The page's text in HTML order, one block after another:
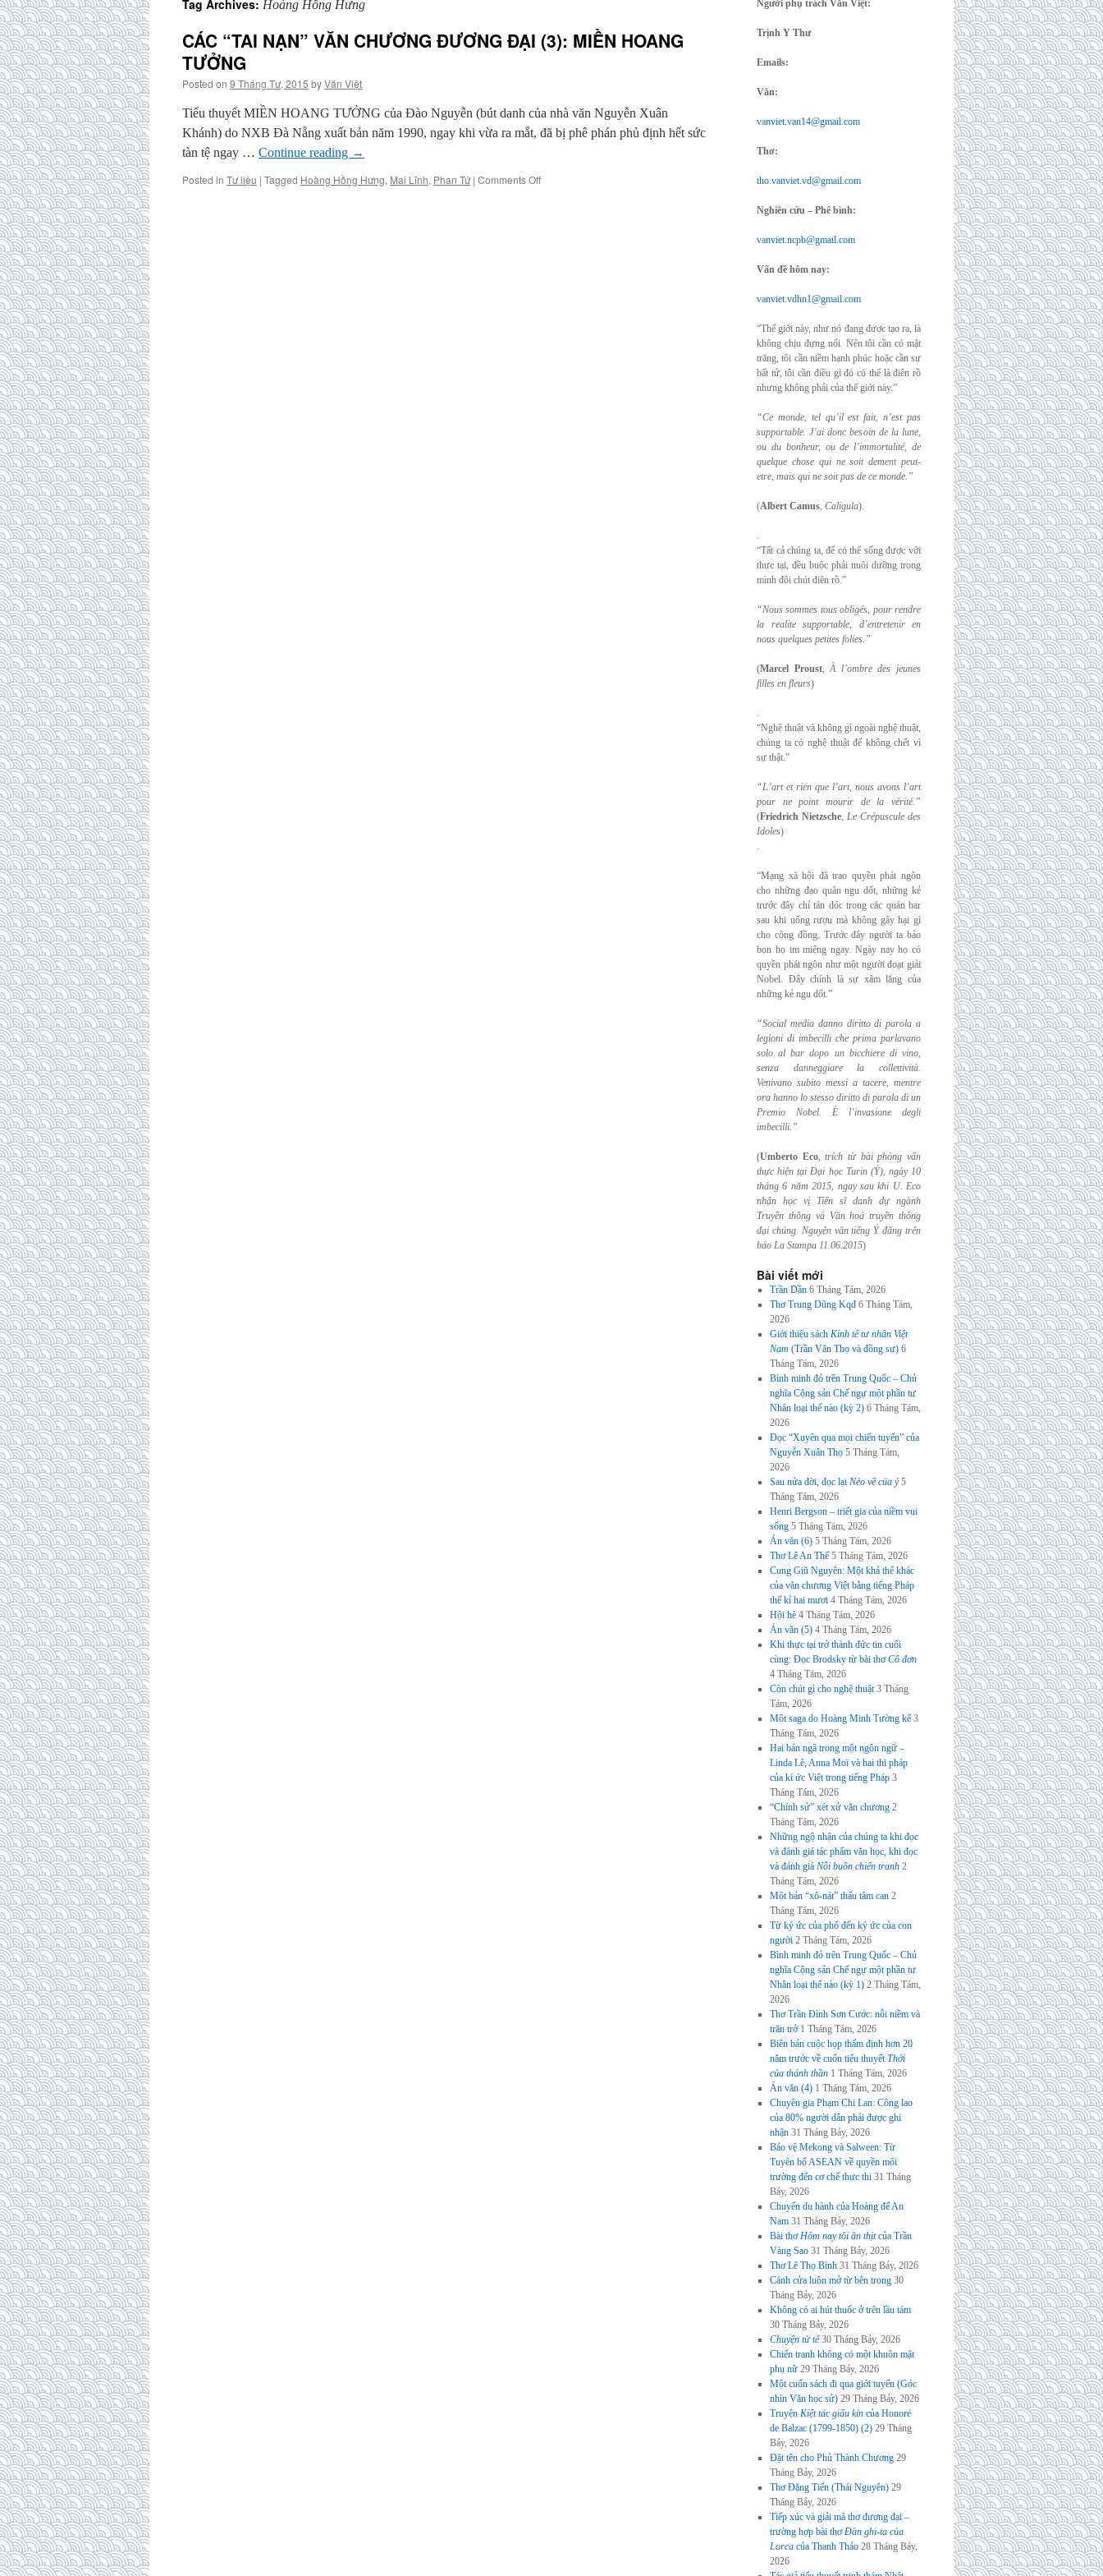
Tag Archives: Hoàng Hồng Hưng
CÁC “TAI NẠN” VĂN CHƯƠNG ĐƯƠNG ĐẠI (3): MIỀN HOANG
TƯỞNG
Posted on 9 Tháng Tư, 2015 byVăn Việt
Tiểu thuyết MIỀN HOANG TƯỞNG của Đào Nguyễn (bút danh của nhà văn Nguyễn Xuân
Khánh) do NXB Đà Nẵng xuất bản năm 1990, ngay khi vừa ra mắt, đã bị phê phán phủ định hết sức
tàn tệ ngay … Continue reading →
Posted in Tư liệu | Tagged Hoàng Hồng Hưng, Mai Lĩnh, Phan Tứ | Comments Offon
Người phụ trách Văn Việt:
Trịnh Y Thư
Emails:
Văn:
vanviet.van14@gmail.com
Thơ:
tho.vanviet.vd@gmail.com
Nghiên cứu – Phê bình:
vanviet.ncpb@gmail.com
Vấn đề hôm nay:
vanviet.vdhn1@gmail.com
“Thế giới này, như nó đang được tạo ra, là
không chịu đựng nổi. Nên tôi cần có mặt
trăng, tôi cần niềm hạnh phúc hoặc cần sự
bất tử, tôi cần điều gì đó có thể là điên rồ
nhưng không phải của thế giới này.”
“Ce monde, tel qu’il est fait, n’est pas
supportable. J’ai donc besoin de la lune,
ou du bonheur, ou de l’immortalité, de
quelque chose qui ne soit dement peut-
etre, mais qui ne soit pas de ce monde.”
(Albert Camus, Caligula).
.
“Tất cả chúng ta, để có thể sống được với
thực tại, đều buộc phải nuôi dưỡng trong
mình đôi chút điên rồ.”
“Nous sommes tous obligés, pour rendre
la realite supportable, d’entretenir en
nous quelques petites folies.”
(Marcel Proust,À l’ombre des jeunes
filles en fleurs)
.
“Nghệ thuật và không gì ngoài nghệ thuật,
chúng ta có nghệ thuật để không chết vì
sự thật.”
“L’art et rien que l’art, nous avons l’art
pour ne point mourir de la vérité.”
(Friedrich Nietzsche, Le Crépuscule des
Idoles)
.
“Mạng xã hội đã trao quyền phát ngôn
cho những đạo quân ngu dốt, những kẻ
trước đây chỉ tán dóc trong các quán bar
sau khi uống rượu mà không gây hại gì
cho cộng đồng. Trước đây người ta bảo
bọn họ im miệng ngay. Ngày nay họ có
quyền phát ngôn như một người đoạt giải
Nobel. Đây chính là sự xâm lăng của
những kẻ ngu dốt.”
“Social media danno diritto di parola a
legioni di imbecilli che prima parlavano
solo albar dopo un bicchiere di vino,
senza danneggiare la collettività.
Venivano subito messi a tacere, mentre
ora hanno lo stesso diritto di parola di un
Premio Nobel. È l’invasione degli
imbecilli.”
(Umberto Eco,trích từ bài phỏng vấn
thực hiện tại Đại học Turin (Ý), ngày 10
tháng 6 năm 2015, ngay sau khi U. Eco
nhận học vị Tiến sĩ danh dự ngành
Truyền thông và Văn hoá truyền thông
đại chúng. Nguyên văn tiếng Ý đăng trên
báo La Stampa 11.06.2015)
Bài viết mới
Trần Dần 6 Tháng Tám, 2026
Thơ Trung Dũng Kqđ 6 Tháng Tám,
2026
Giới thiệu sách Kinh tế tư nhân Việt
Nam (Trần Văn Thọ và đồng sự) 6
Tháng Tám, 2026
Bình minh đỏ trên Trung Quốc – Chủ
nghĩa Cộng sản Chế ngự một phần tư
Nhân loại thế nào (kỳ 2) 6 Tháng Tám,
2026
Đọc “Xuyên qua mọi chiến tuyến” của
Nguyễn Xuân Thọ 5 Tháng Tám,
2026
Sau nửa đời, đọc lại Nẻo về của ý 5
Tháng Tám, 2026
Henri Bergson – triết gia của niềm vui
sống 5 Tháng Tám, 2026
Án văn (6) 5 Tháng Tám, 2026
Thơ Lê An Thế 5 Tháng Tám, 2026
Cung Giũ Nguyên: Một khả thể khác
của văn chương Việt bằng tiếng Pháp
thế kỉ hai mươi 4 Tháng Tám, 2026
Hội hè 4 Tháng Tám, 2026
Án văn (5) 4 Tháng Tám, 2026
Khi thực tại trở thành đức tin cuối
cùng: Đọc Brodsky từ bài thơCô đơn
4 Tháng Tám, 2026
Còn chút gì cho nghệ thuật 3 Tháng
Tám, 2026
Một saga do Hoàng Minh Tường kể 3
Tháng Tám, 2026
Hai bản ngã trong một ngôn ngữ –
Linda Lê, Anna Moï và hai thi pháp
của kí ức Việt trong tiếng Pháp 3
Tháng Tám, 2026
“Chính sử” xét xử văn chương 2
Tháng Tám, 2026
Những ngộ nhận của chúng ta khi đọc
và đánh giá tác phẩm văn học, khi đọc
và đánh giá Nỗi buồn chiến tranh 2
Tháng Tám, 2026
Một bản “xô-nát” thấu tâm can 2
Tháng Tám, 2026
Từ ký ức của phố đến ký ức của con
người 2 Tháng Tám, 2026
Bình minh đỏ trên Trung Quốc – Chủ
nghĩa Cộng sản Chế ngự một phần tư
Nhân loại thế nào (kỳ 1) 2 Tháng Tám,
2026
Thơ Trần Đình Sơn Cước: nỗi niềm và
trăn trở 1 Tháng Tám, 2026
Biên bản cuộc họp thẩm định hơn 20
năm trước về cuốn tiểu thuyếtThời
của thánh thần 1 Tháng Tám, 2026
Án văn (4) 1 Tháng Tám, 2026
Chuyên gia Phạm Chi Lan: Công lao
của 80% người dân phải được ghi
nhận 31 Tháng Bảy, 2026
Bảo vệ Mekong và Salween: Từ
Tuyên bố ASEAN về quyền môi
trường đến cơ chế thực thi 31 Tháng
Bảy, 2026
Chuyến du hành của Hoàng đế An
Nam 31 Tháng Bảy, 2026
Bài thơHôm nay tôi ăn thịtcủa Trần
Vàng Sao 31 Tháng Bảy, 2026
Thơ Lê Thọ Bình 31 Tháng Bảy, 2026
Cánh cửa luôn mở từ bên trong 30
Tháng Bảy, 2026
Không có ai hút thuốc ở trên lầu tám
30 Tháng Bảy, 2026
Chuyện tử tế 30 Tháng Bảy, 2026
Chiến tranh không có một khuôn mặt
phụ nữ 29 Tháng Bảy, 2026
Một cuốn sách đi qua giới tuyến (Góc
nhìn Văn học sử) 29 Tháng Bảy, 2026
Truyện Kiệt tác giấu kíncủa Honoré
de Balzac (1799-1850) (2) 29 Tháng
Bảy, 2026
Đặt tên cho Phủ Thành Chương 29
Tháng Bảy, 2026
Thơ Đặng Tiến (Thái Nguyên) 29
Tháng Bảy, 2026
Tiếp xúc và giải mã thơ đương đại –
trường hợp bài thơĐàn ghi-ta của
Lorcacủa Thanh Thảo 28 Tháng Bảy,
2026